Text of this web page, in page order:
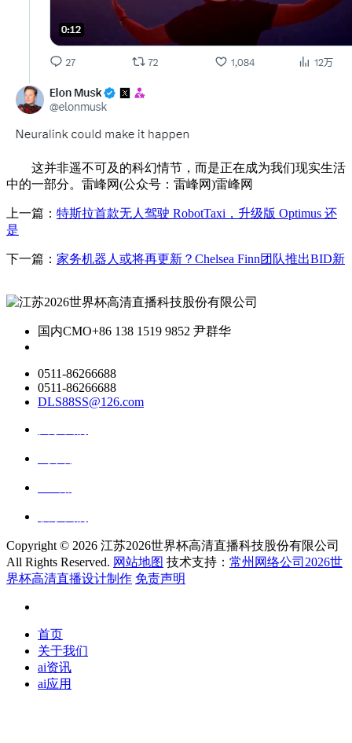
这并非遥不可及的科幻情节，而是正在成为我们现实生活
中的一部分。雷峰网(公众号：雷峰网)雷峰网
上一篇： 特斯拉首款无人驾驶 RobotTaxi，升级版 Optimus 还
是
下一篇： 家务机器人或将再更新？Chelsea Finn团队推出BID新
国内CMO+86 138 1519 9852 尹群华
0511-86266688
0511-86266688
DLS88SS@126.com
Copyright © 2026 江苏2026世界杯高清直播科技股份有限公司
All Rights Reserved. 网站地图 技术支持： 常州网络公司2026世
界杯高清直播设计制作 免责声明
首页
关于我们
ai资讯
ai应用